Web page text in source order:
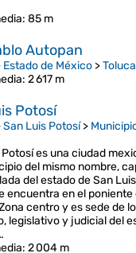
: 85 m
Autopan
Estado de México >Toluca
: 2 617 m
Potosí
San Luis Potosí>
es una ciudad
del mismo nombre,
del estado de San
encuentra en el poniente
centro y es sede de
legislativo y judicial del
: 2 004 m